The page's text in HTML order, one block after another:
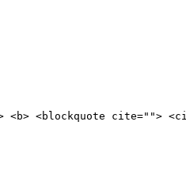
<blockquote cite="">